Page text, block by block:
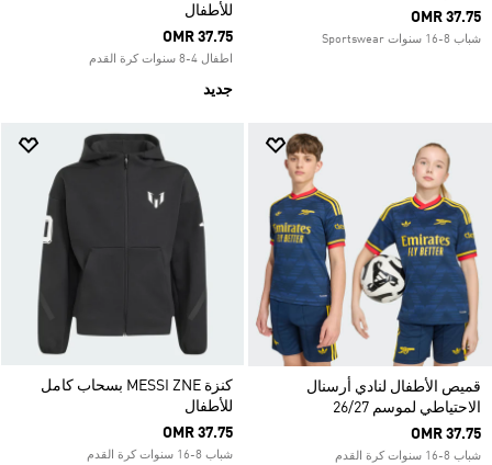
OMR 37.75
شباب 8-16 سنوات Sportswear
للأطفال
OMR 37.75
اطفال 4-8 سنوات كرة القدم
جديد
قميص الأطفال لنادي أرسنال
الاحتياطي لموسم 26/27
OMR 37.75
شباب 8-16 سنوات كرة القدم
كنزة MESSI ZNE بسحاب كامل
للأطفال
OMR 37.75
شباب 8-16 سنوات كرة القدم